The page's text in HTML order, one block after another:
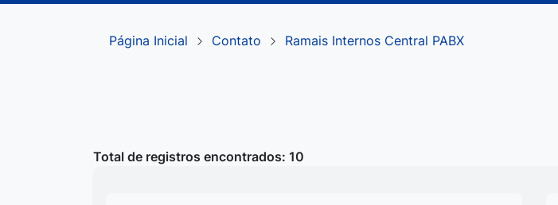
Página Inicial Contato Ramais Internos Central PABX
Total de registros encontrados: 10